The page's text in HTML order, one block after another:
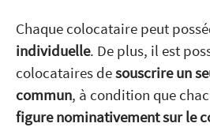
Chaque colocataire peut
individuelle. De plus, il est
colocataires desouscrire un
commun, à condition que
figure nominativement sur le